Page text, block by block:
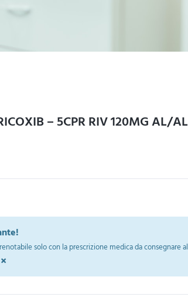
– 5CPR RIV 120MG AL/AL
solo con la prescrizione medica da consegnare al
×